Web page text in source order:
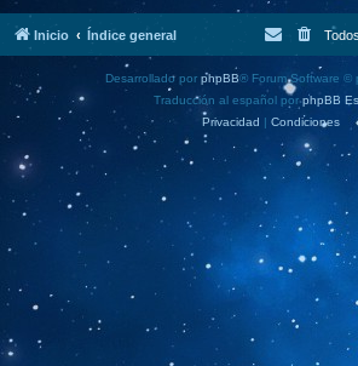
Inicio Índice general
Desarrollado por phpBB® Forum Software ©
Traducción al español porphpBB
Privacidad | Condiciones